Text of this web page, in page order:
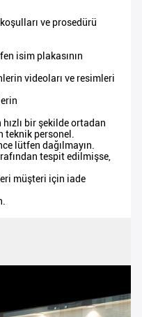
ve prosedürü
isim plakasının
videoları ve resimleri
hızlı bir şekilde ortadan
teknik personel.
lütfen dağılmayın.
tespit edilmişse,
müşteri için iade